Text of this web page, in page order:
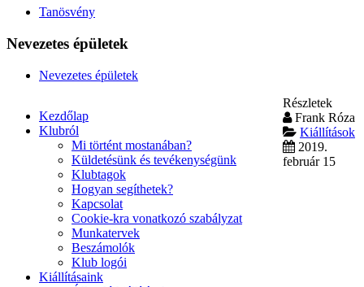
Tanösvény
Nevezetes épületek
Nevezetes épületek
Kezdőlap
Klubról
Mi történt mostanában?
Küldetésünk és tevékenységünk
Klubtagok
Hogyan segíthetek?
Kapcsolat
Cookie-kra vonatkozó szabályzat
Munkatervek
Beszámolók
Klub logói
Kiállításaink
Részletek
Frank Róza
Kiállítások
2019.
február 15